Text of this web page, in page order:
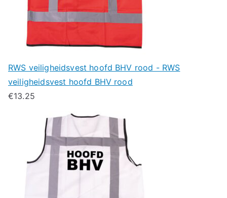
RWS veiligheidsvest hoofd BHV rood - RWS
veiligheidsvest hoofd BHV rood
€13.25